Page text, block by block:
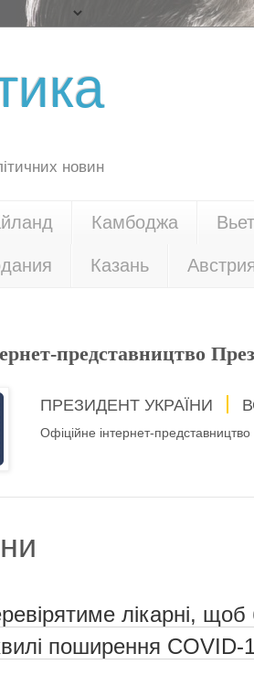
новин
Камбоджа
Казань
представництво
ПРЕЗИДЕНТ УКРАЇНИ
Офіційне інтернет-представництво
лікарні,
поширення